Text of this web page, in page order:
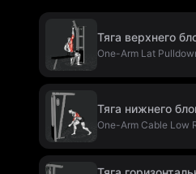
Тяга верхнего
One-Arm Lat
Тяга нижнего
One-Arm Cable Low